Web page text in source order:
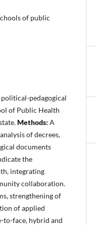
of public
pedagogical
of Public Health
Methods: A
of decrees,
documents
the
integrating
collaboration.
strengthening of
of applied
to-face, hybrid and